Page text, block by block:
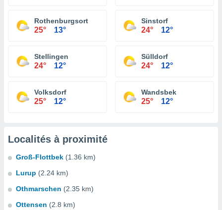
Rothenburgsort
25° 13°
Sinstorf
24° 12°
Stellingen
24° 12°
Sülldorf
24° 12°
Volksdorf
25° 12°
Wandsbek
25° 12°
Localités à proximité
Groß-Flottbek (1.36 km)
Lurup (2.24 km)
Othmarschen (2.35 km)
Ottensen (2.8 km)